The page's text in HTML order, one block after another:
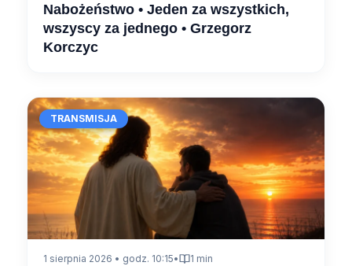
Nabożeństwo • Jeden za wszystkich,
wszyscy za jednego • Grzegorz
Korczyc
TRANSMISJA
1 sierpnia 2026 • godz. 10:15• 1 min